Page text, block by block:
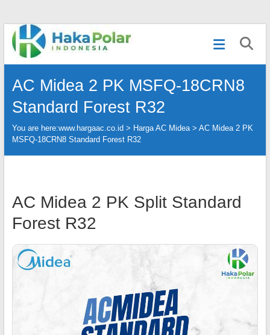
Skip
content
Telp
:
(021)
|
WA
:
081919232328
|
AC Midea 2 PK MSFQ-18CRN8
Standard Forest R32
You are here:www.hargaac.co.id > Harga AC Midea> AC Midea 2 PK
MSFQ-18CRN8 Standard Forest R32
AC Midea 2 PK Split Standard
Forest R32